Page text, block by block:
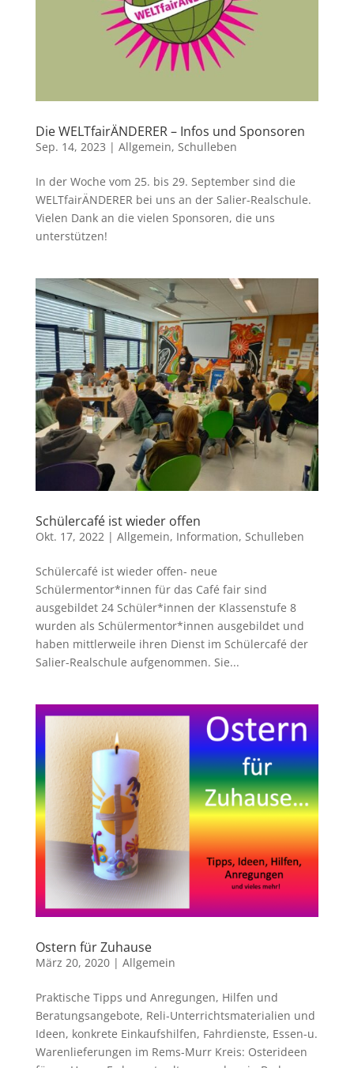
Die WELTfairÄNDERER – Infos und Sponsoren
Sep. 14, 2023 | Allgemein, Schulleben
In der Woche vom 25. bis 29. September sind die
WELTfairÄNDERER bei uns an der Salier-Realschule.
Vielen Dank an die vielen Sponsoren, die uns
unterstützen!
Schülercafé ist wieder offen
Okt. 17, 2022| Allgemein, Information, Schulleben
Schülercafé ist wieder offen- neue
Schülermentor*innen für das Café fair sind
ausgebildet 24 Schüler*innen der Klassenstufe 8
wurden als Schülermentor*innen ausgebildet und
haben mittlerweile ihren Dienst im Schülercafé der
Salier-Realschule aufgenommen. Sie...
Ostern für Zuhause
März 20, 2020| Allgemein
Praktische Tipps und Anregungen, Hilfen und
Beratungsangebote, Reli-Unterrichtsmaterialien und
Ideen, konkrete Einkaufshilfen, Fahrdienste, Essen-u.
Warenlieferungen im Rems-Murr Kreis: Osterideen